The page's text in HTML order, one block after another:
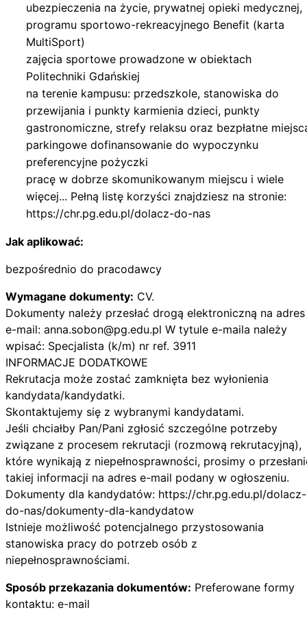
ubezpieczenia na życie, prywatnej opieki medycznej,
programu sportowo-rekreacyjnego Benefit (karta
MultiSport)
zajęcia sportowe prowadzone w obiektach
Politechniki Gdańskiej
na terenie kampusu: przedszkole, stanowiska do
przewijania i punkty karmienia dzieci, punkty
gastronomiczne, strefy relaksu oraz bezpłatne
parkingowe dofinansowanie do wypoczynku
preferencyjne pożyczki
pracę w dobrze skomunikowanym miejscu i wiele
więcej... Pełną listę korzyści znajdziesz na stronie:
https://chr.pg.edu.pl/dolacz-do-nas
Jak aplikować:
bezpośrednio do pracodawcy
Wymagane dokumenty: CV.
Dokumenty należy przesłać drogą elektroniczną na adres
e-mail: anna.sobon@pg.edu.pl W tytule e-maila należy
wpisać: Specjalista (k/m) nr ref. 3911
INFORMACJE DODATKOWE
Rekrutacja może zostać zamknięta bez wyłonienia
kandydata/kandydatki.
Skontaktujemy się z wybranymi kandydatami.
Jeśli chciałby Pan/Pani zgłosić szczególne potrzeby
związane z procesem rekrutacji (rozmową rekrutacyjną),
które wynikają z niepełnosprawności, prosimy o
takiej informacji na adres e-mail podany w ogłoszeniu.
Dokumenty dla kandydatów: https://chr.pg.edu.pl/dolacz-
do-nas/dokumenty-dla-kandydatow
Istnieje możliwość potencjalnego przystosowania
stanowiska pracy do potrzeb osób z
niepełnosprawnościami.
Sposób przekazania dokumentów: Preferowane formy
kontaktu: e-mail